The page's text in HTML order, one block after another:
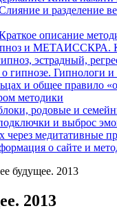
и разделение
описание
и МЕТАИССКРА.
эстрадный,
гипнозе. Гипнологи и
и общее правило
методики
родовые и
и выброс
медитативные
о сайте и
будущее. 2013
2013